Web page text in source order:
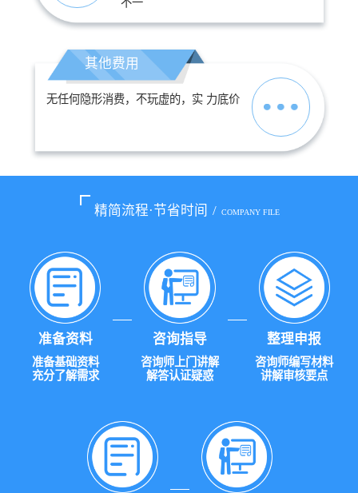
其他费用
无任何隐形消费，不玩虚的，实 力底价
精简流程·节省时间 / COMPANY FILE
准备资料
准备基础资料
充分了解需求
咨询指导
咨询师上门讲解
解答认证疑惑
整理申报
咨询师编写材料
讲解审核要点